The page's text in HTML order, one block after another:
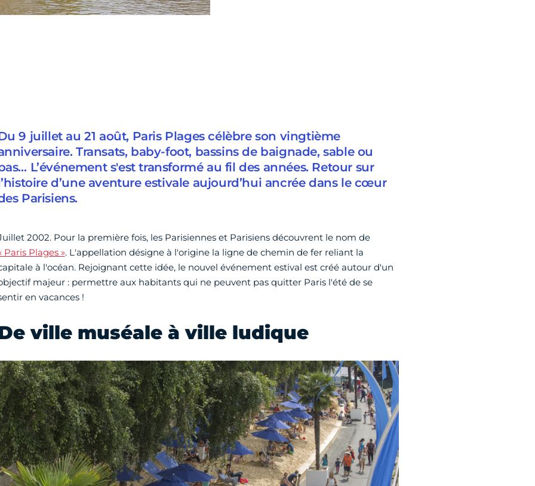
9 juillet au 21 août, Paris Plages célèbre son vingtième
Transats, baby-foot, bassins de baignade, sable ou
L’événement s'est transformé au fil des années. Retour sur
d’une aventure estivale aujourd’hui ancrée dans le cœur
Parisiens.
2002. Pour la première fois, les Parisiennes et Parisiens découvrent le nom de
Paris Plages ». L'appellation désigne à l'origine la ligne de chemin de fer reliant la
à l'océan. Rejoignant cette idée, le nouvel événement estival est créé autour d'un
majeur : permettre aux habitants qui ne peuvent pas quitter Paris l'été de se
en vacances !
ville muséale à ville ludique